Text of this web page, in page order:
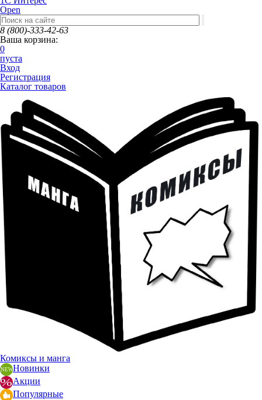
Open
8 (800)-333-42-63
Ваша корзина:
0
пуста
Вход
Регистрация
Каталог товаров
Комиксы и манга
Новинки
Акции
Популярные